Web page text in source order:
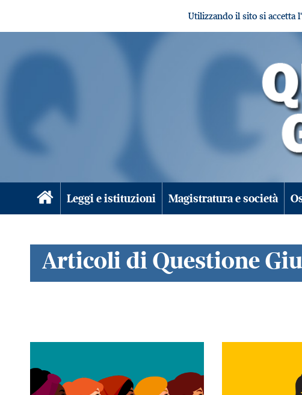
Utilizzando il sito si accetta
Leggi e istituzioni Magistratura e società
Articoli di Questione